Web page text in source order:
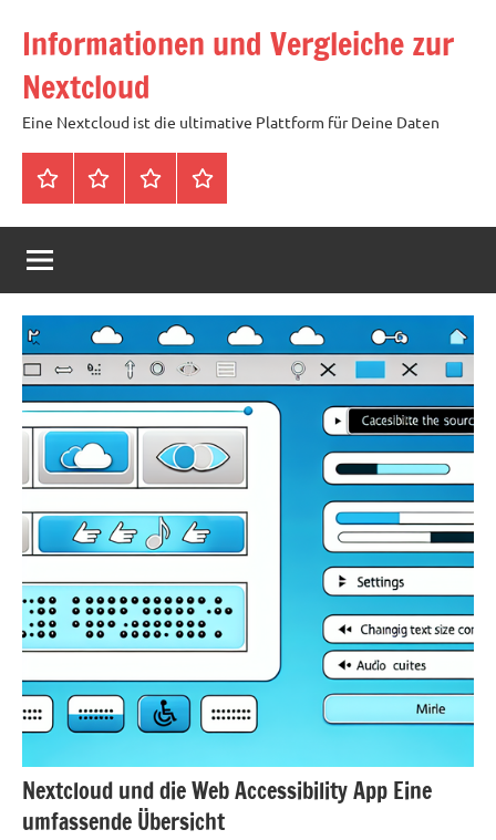
Inhalt
springen
Informationen und Vergleiche zur
Nextcloud
Eine Nextcloud ist die ultimative Plattform für Deine Daten
StartseiteNeuste
Artikel
Cloud
mit
Speicher
für
4,99
Euro
/
mtl
Tags
Nextcloud und die Web Accessibility App Eine
umfassende Übersicht